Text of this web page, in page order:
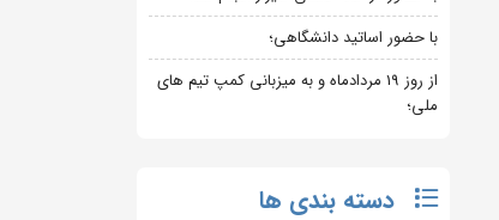
با حضور اساتید دانشگاهی؛
از روز 19 مردادماه و به میزبانی کمپ تیم های
ملی؛
دسته بندی ها